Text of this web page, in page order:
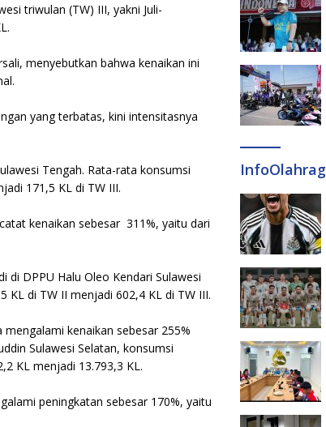
triwulan (TW) III, yakni Juli-
menyebutkan bahwa kenaikan ini
yang terbatas, kini intensitasnya
Tengah. Rata-rata konsumsi
171,5 KL di TW III.
kenaikan sebesar 311%, yaitu dari
DPPU Halu Oleo Kendari Sulawesi
KL di TW II menjadi 602,4 KL di TW III.
kenaikan sebesar 255%
Sulawesi Selatan, konsumsi
KL menjadi 13.793,3 KL.
peningkatan sebesar 170%, yaitu